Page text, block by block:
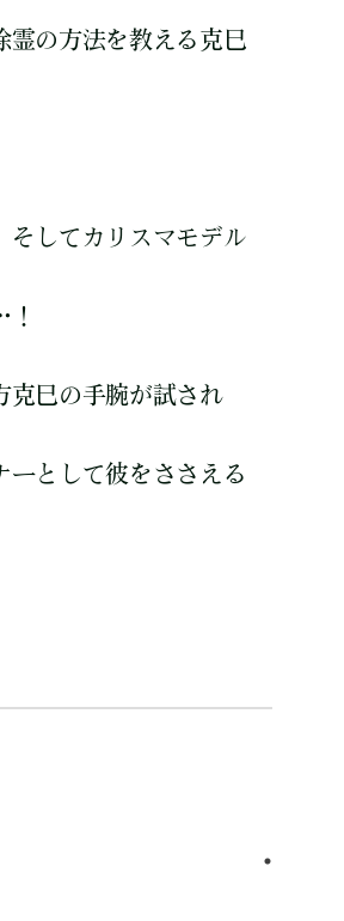
霊の方法を教える克巳
そしてカリスマモデル
克巳の手腕が試され
ーとして彼をささえる